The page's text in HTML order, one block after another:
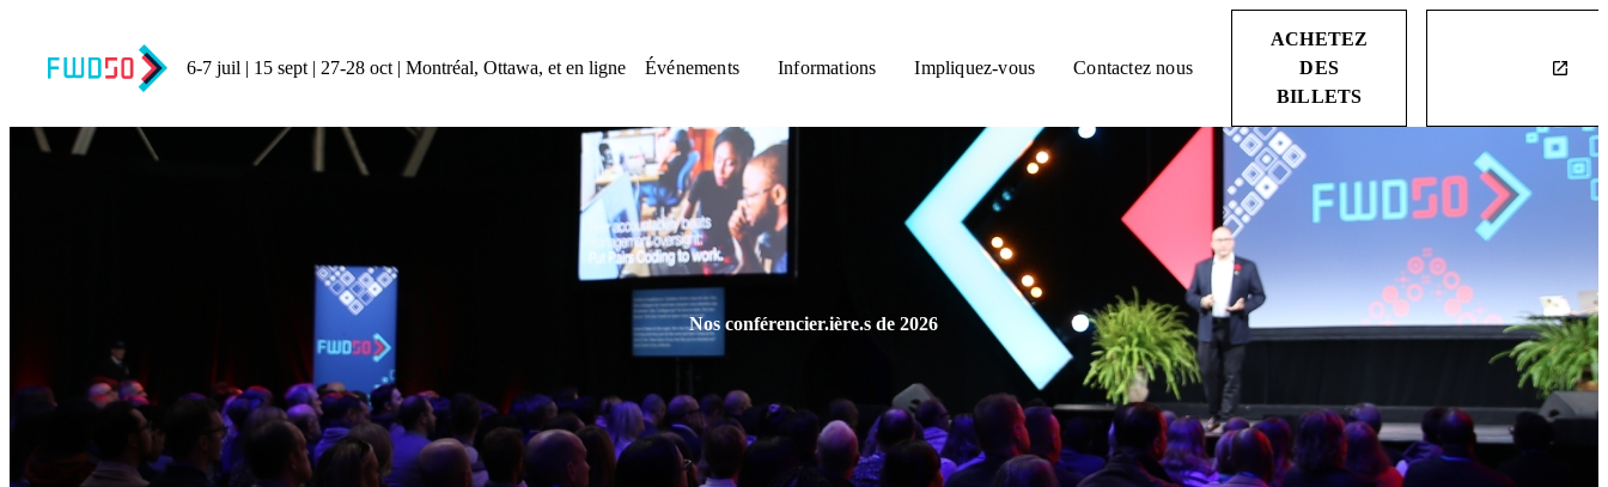
6-7 juil | 15 sept | 27-28 oct | Montréal, Ottawa, et en ligne Événements Informations Impliquez-vous Contactez nous
ACHETEZ
DES
BILLETS
launch
Nos conférencier.ière.s de 2026